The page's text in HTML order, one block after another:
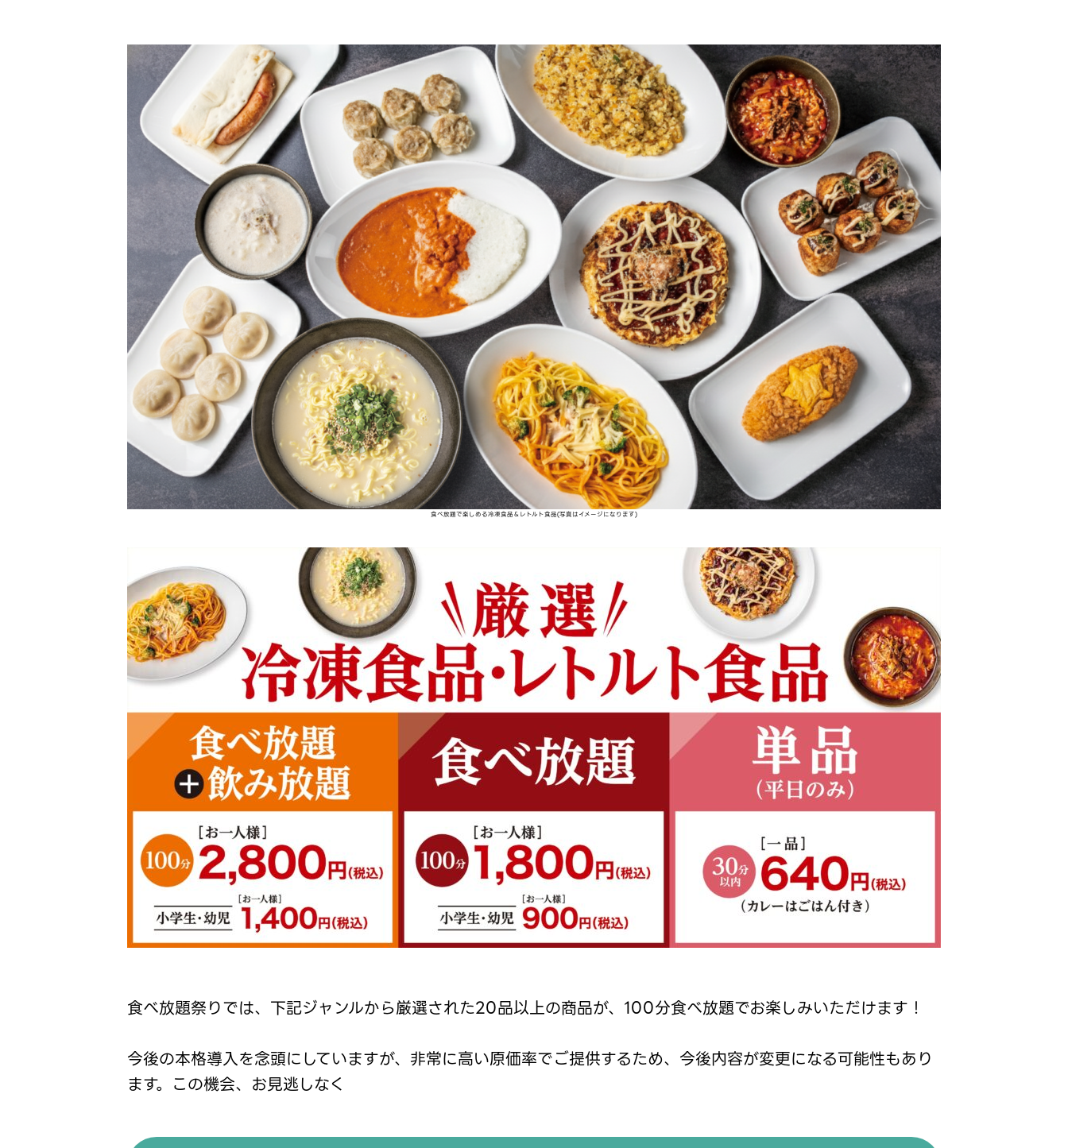
食べ放題で楽しめる冷凍食品＆レトルト食品(写真はイメージになります)
食べ放題祭りでは、下記ジャンルから厳選された20品以上の商品が、100分食べ放題でお楽しみいただけます！
今後の本格導入を念頭にしていますが、非常に高い原価率でご提供するため、今後内容が変更になる可能性もあり
ます。この機会、お見逃しなく